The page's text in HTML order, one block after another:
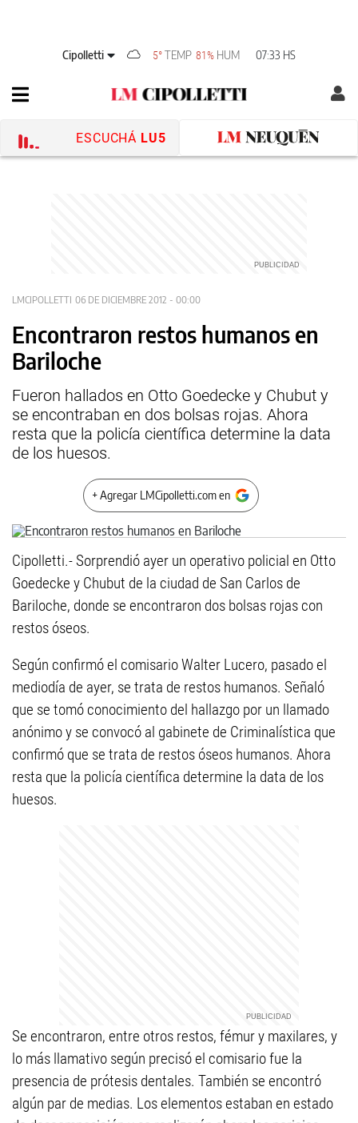
Cipolletti 5° TEMP 81% HUM 07:33 HS
ESCUCHÁ LU5
LMCIPOLLETTI 06 DE DICIEMBRE 2012 - 00:00
Encontraron restos humanos en
Bariloche
Fueron hallados en Otto Goedecke y Chubut y
se encontraban en dos bolsas rojas. Ahora
resta que la policía científica determine la data
de los huesos.
+ Agregar LMCipolletti.com en
Cipolletti.- Sorprendió ayer un operativo policial en Otto
Goedecke y Chubut de la ciudad de San Carlos de
Bariloche, donde se encontraron dos bolsas rojas con
restos óseos.
Según confirmó el comisario Walter Lucero, pasado el
mediodía de ayer, se trata de restos humanos. Señaló
que se tomó conocimiento del hallazgo por un llamado
anónimo y se convocó al gabinete de Criminalística que
confirmó que se trata de restos óseos humanos. Ahora
resta que la policía científica determine la data de los
huesos.
Se encontraron, entre otros restos, fémur y maxilares, y
lo más llamativo según precisó el comisario fue la
presencia de prótesis dentales. También se encontró
algún par de medias. Los elementos estaban en estado